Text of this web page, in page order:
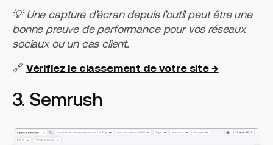
💡 Une capture d’écran depuis l’outil peut être une
bonne preuve de performance pour vos réseaux
sociaux ou un cas client.
🔗 Vérifiez le classement de votre site →
3. Semrush